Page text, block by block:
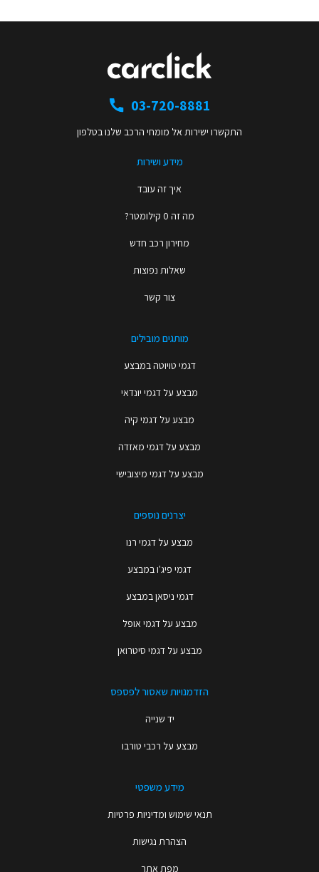
מידע ושירות
איך זה עובד
מה זה 0 קילומטר?
מחירון רכב חדש
שאלות נפוצות
צור קשר
מותגים מובילים
דגמי טויוטה במבצע
מבצע על דגמי יונדאי
מבצע על דגמי קיה
מבצע על דגמי מאזדה
מבצע על דגמי מיצובישי
יצרנים נוספים
מבצע על דגמי רנו
דגמי פיג'ו במבצע
דגמי ניסאן במבצע
מבצע על דגמי אופל
מבצע על דגמי סיטרואן
הזדמנויות שאסור לפספס
יד שנייה
מבצע על רכבי טורבו
מידע משפטי
תנאי שימוש ומדיניות פרטיות
הצהרת נגישות
מפת אתר
03-720-8881
התקשרו ישירות אל מומחי הרכב שלנו בטלפון